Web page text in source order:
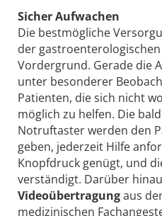
Sicher Aufwachen
Die bestmögliche
der
Vordergrund. Gerade die
unter besonderer
Patienten, die sich nicht
möglich zu helfen. Die
Notruftaster werden den
geben, jederzeit Hilfe
Knopfdruck genügt, und
verständigt. Darüber
Videoübertragungaus
medizinischen